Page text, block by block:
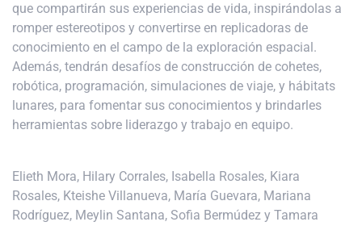
que compartirán sus experiencias de vida, inspirándolas a
romper estereotipos y convertirse en replicadoras de
conocimiento en el campo de la exploración espacial.
Además, tendrán desafíos de construcción de cohetes,
robótica, programación, simulaciones de viaje, y hábitats
lunares, para fomentar sus conocimientos y brindarles
herramientas sobre liderazgo y trabajo en equipo.
Elieth Mora, Hilary Corrales, Isabella Rosales, Kiara
Rosales, Kteishe Villanueva, María Guevara, Mariana
Rodríguez, Meylin Santana, Sofia Bermúdez y Tamara